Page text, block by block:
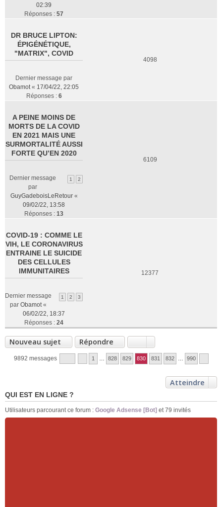
02:39
Réponses : 57
DR BRUCE LIPTON:
ÉPIGÉNÉTIQUE,
"MATRIX", COVID
Dernier message par
Obamot« 17/04/22, 22:05
Réponses : 6
4098
A PEINE MOINS DE
MORTS DE LA COVID
EN 2021 MAIS UNE
SURMORTALITÉ AUSSI
FORTE QU’EN 2020
1 2
Dernier message
par
GuyGadeboisLeRetour«
09/02/22, 13:58
Réponses : 13
6109
COVID-19 : COMME LE
VIH, LE CORONAVIRUS
ENTRAINE LE SUICIDE
DES CELLULES
IMMUNITAIRES
1 2 3
Dernier message
par Obamot«
06/02/22, 18:37
Réponses : 24
12377
Nouveau sujet Répondre
9892 messages 1 828 829 830 831 832 990
Atteindre
QUI EST EN LIGNE ?
Utilisateurs parcourant ce forum : Google Adsense [Bot] et 79 invités